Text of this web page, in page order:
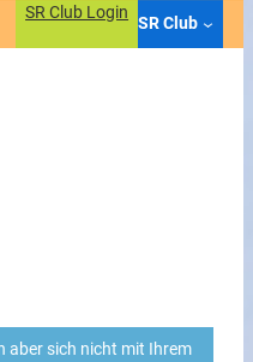
SR Club Login
SR Club
aber sich nicht mit Ihrem